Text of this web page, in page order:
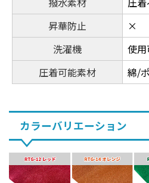
昇華防止
×
洗濯機
使
圧着可能素材
綿/
カラーバリエーション